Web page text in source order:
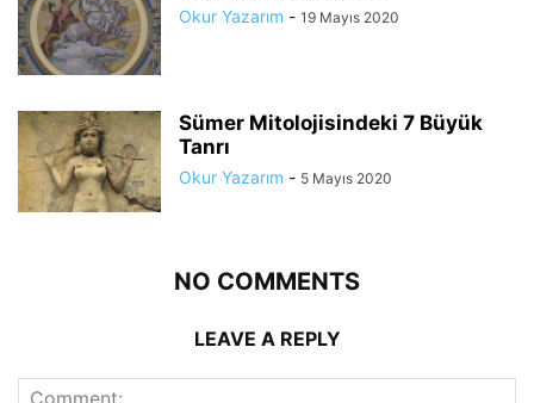
Okur Yazarım - 19 Mayıs 2020
Sümer Mitolojisindeki 7 Büyük
Tanrı
Okur Yazarım - 5 Mayıs 2020
NO COMMENTS
LEAVE A REPLY